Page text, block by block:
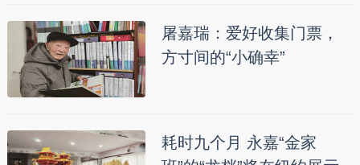
屠嘉瑞：爱好收集门票，
方寸间的“小确幸”
耗时九个月 永嘉“金家